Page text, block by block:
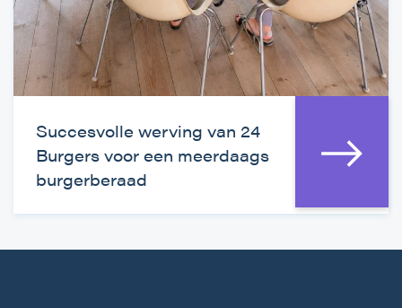
Succesvolle werving van 24
Burgers voor een meerdaags
burgerberaad